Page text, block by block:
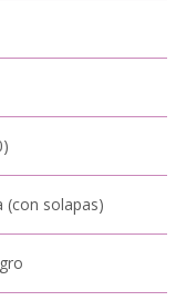
(con solapas)